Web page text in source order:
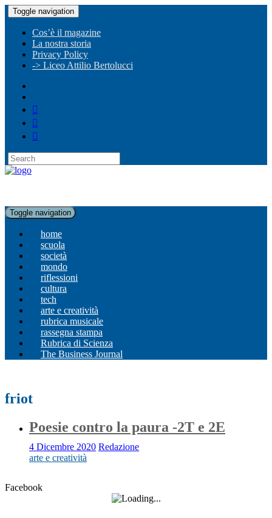
Toggle navigation
Cos’è il magazine
La nostra storia
Privacy Policy
-> Liceo Attilio Bertolucci
Toggle navigation
home
scuola
società
mondo
riflessioni
cultura
tech
arte e creatività
rubrica musicale
rassegna stampa
Rubrica di Scienza
The Business Journal
friot
Poesie contro la paura -2T e 2E
4 Dicembre 2020 Redazione
arte e creatività
Facebook